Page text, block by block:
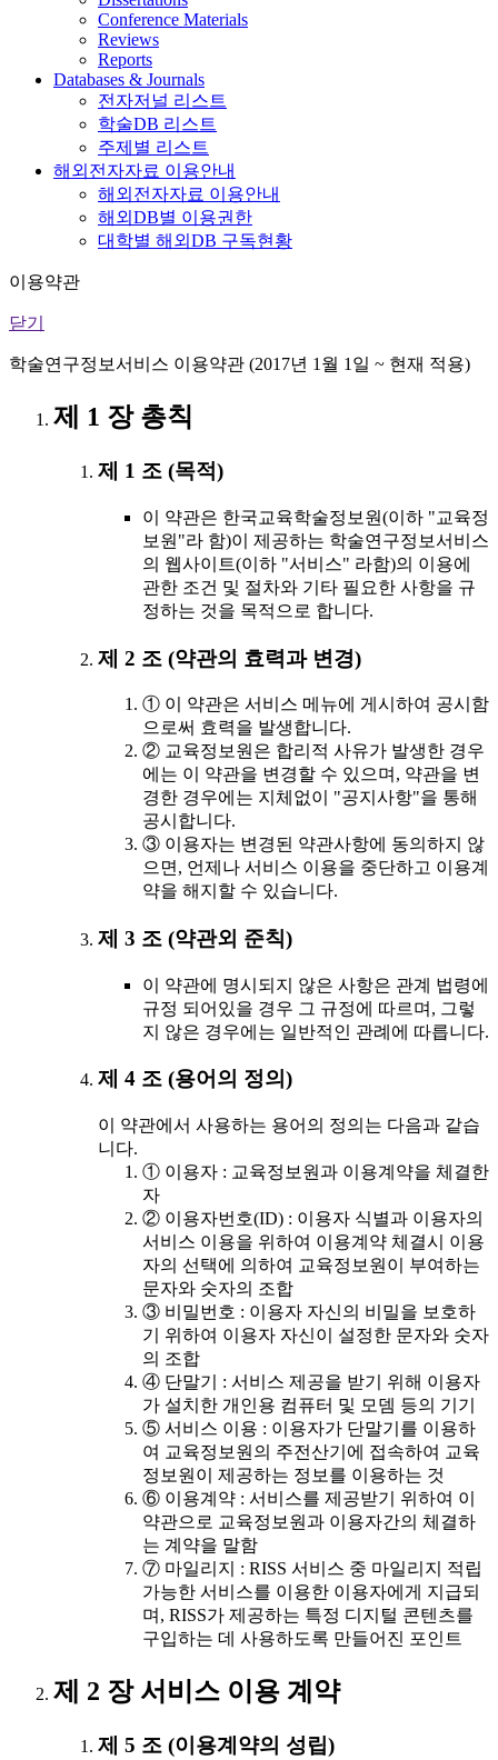
Conference Materials
Reviews
Reports
Databases & Journals
전자저널 리스트
학술DB 리스트
주제별 리스트
해외전자자료 이용안내
해외전자자료 이용안내
해외DB별 이용권한
대학별 해외DB 구독현황
이용약관
닫기
학술연구정보서비스 이용약관 (2017년 1월 1일 ~ 현재 적용)
제 1 장 총칙
제 1 조 (목적)
이 약관은 한국교육학술정보원(이하 "교육정
보원"라 함)이 제공하는 학술연구정보서비스
의 웹사이트(이하 "서비스" 라함)의 이용에
관한 조건 및 절차와 기타 필요한 사항을 규
정하는 것을 목적으로 합니다.
제 2 조 (약관의 효력과 변경)
① 이 약관은 서비스 메뉴에 게시하여 공시함
으로써 효력을 발생합니다.
② 교육정보원은 합리적 사유가 발생한 경우
에는 이 약관을 변경할 수 있으며, 약관을 변
경한 경우에는 지체없이 "공지사항"을 통해
공시합니다.
③ 이용자는 변경된 약관사항에 동의하지 않
으면, 언제나 서비스 이용을 중단하고 이용계
약을 해지할 수 있습니다.
제 3 조 (약관외 준칙)
이 약관에 명시되지 않은 사항은 관계 법령에
규정 되어있을 경우 그 규정에 따르며, 그렇
지 않은 경우에는 일반적인 관례에 따릅니다.
제 4 조 (용어의 정의)
이 약관에서 사용하는 용어의 정의는 다음과 같습
니다.
① 이용자 : 교육정보원과 이용계약을 체결한
자
② 이용자번호(ID) : 이용자 식별과 이용자의
서비스 이용을 위하여 이용계약 체결시 이용
자의 선택에 의하여 교육정보원이 부여하는
문자와 숫자의 조합
③ 비밀번호 : 이용자 자신의 비밀을 보호하
기 위하여 이용자 자신이 설정한 문자와 숫자
의 조합
④ 단말기 : 서비스 제공을 받기 위해 이용자
가 설치한 개인용 컴퓨터 및 모뎀 등의 기기
⑤ 서비스 이용 : 이용자가 단말기를 이용하
여 교육정보원의 주전산기에 접속하여 교육
정보원이 제공하는 정보를 이용하는 것
⑥ 이용계약 : 서비스를 제공받기 위하여 이
약관으로 교육정보원과 이용자간의 체결하
는 계약을 말함
⑦ 마일리지 : RISS 서비스 중 마일리지 적립
가능한 서비스를 이용한 이용자에게 지급되
며, RISS가 제공하는 특정 디지털 콘텐츠를
구입하는 데 사용하도록 만들어진 포인트
제 2 장 서비스 이용 계약
제 5 조 (이용계약의 성립)